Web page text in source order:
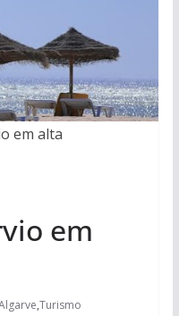
em alta
em
,Turismo